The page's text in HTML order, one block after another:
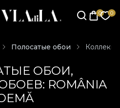
Полосатые обои
ОБОИ,
ROMÂNIA